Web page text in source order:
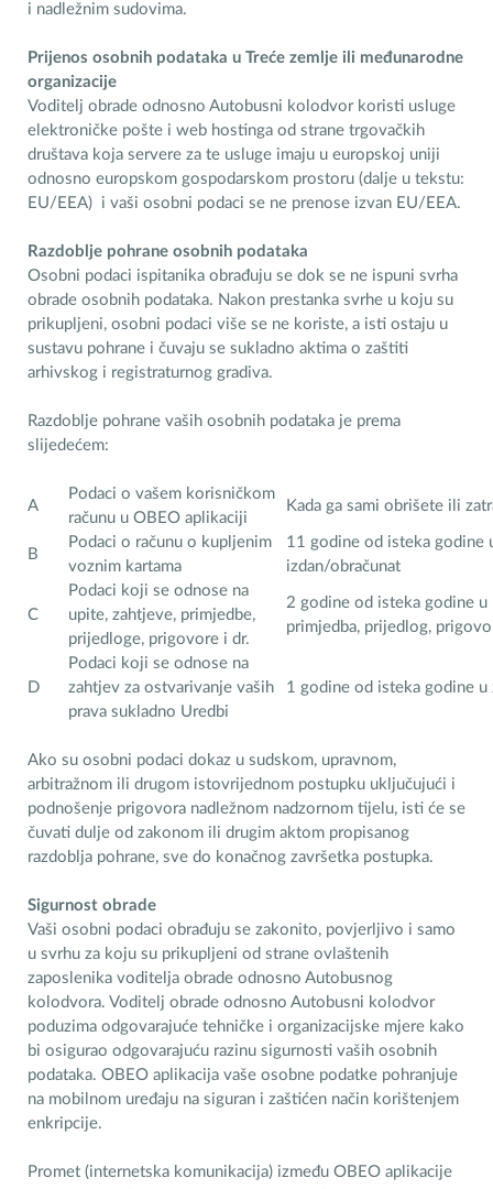
i nadležnim sudovima.
Prijenos osobnih podataka u Treće zemlje ili međunarodne
organizacije
Voditelj obrade odnosno Autobusni kolodvor koristi usluge
elektroničke pošte i web hostinga od strane trgovačkih
društava koja servere za te usluge imaju u europskoj uniji
odnosno europskom gospodarskom prostoru (dalje u tekstu:
EU/EEA) i vaši osobni podaci se ne prenose izvan EU/EEA.
Razdoblje pohrane osobnih podataka
Osobni podaci ispitanika obrađuju se dok se ne ispuni svrha
obrade osobnih podataka. Nakon prestanka svrhe u koju su
prikupljeni, osobni podaci više se ne koriste, a isti ostaju u
sustavu pohrane i čuvaju se sukladno aktima o zaštiti
arhivskog i registraturnog gradiva.
Razdoblje pohrane vaših osobnih podataka je prema
slijedećem:
A
Podaci o vašem korisničkom
računu u OBEO aplikaciji
Kada ga sami obrišete ili
B
Podaci o računu o kupljenim
voznim kartama
11 godine od isteka godine
izdan/obračunat
C
Podaci koji se odnose na
upite, zahtjeve, primjedbe,
prijedloge, prigovore i dr.
2 godine od isteka godine
primjedba, prijedlog,
D
Podaci koji se odnose na
zahtjev za ostvarivanje vaših
prava sukladno Uredbi
1 godine od isteka godine
Ako su osobni podaci dokaz u sudskom, upravnom,
arbitražnom ili drugom istovrijednom postupku uključujući i
podnošenje prigovora nadležnom nadzornom tijelu, isti će se
čuvati dulje od zakonom ili drugim aktom propisanog
razdoblja pohrane, sve do konačnog završetka postupka.
Sigurnost obrade
Vaši osobni podaci obrađuju se zakonito, povjerljivo i samo
u svrhu za koju su prikupljeni od strane ovlaštenih
zaposlenika voditelja obrade odnosno Autobusnog
kolodvora. Voditelj obrade odnosno Autobusni kolodvor
poduzima odgovarajuće tehničke i organizacijske mjere kako
bi osigurao odgovarajuću razinu sigurnosti vaših osobnih
podataka. OBEO aplikacija vaše osobne podatke pohranjuje
na mobilnom uređaju na siguran i zaštićen način korištenjem
enkripcije.
Promet (internetska komunikacija) između OBEO aplikacije